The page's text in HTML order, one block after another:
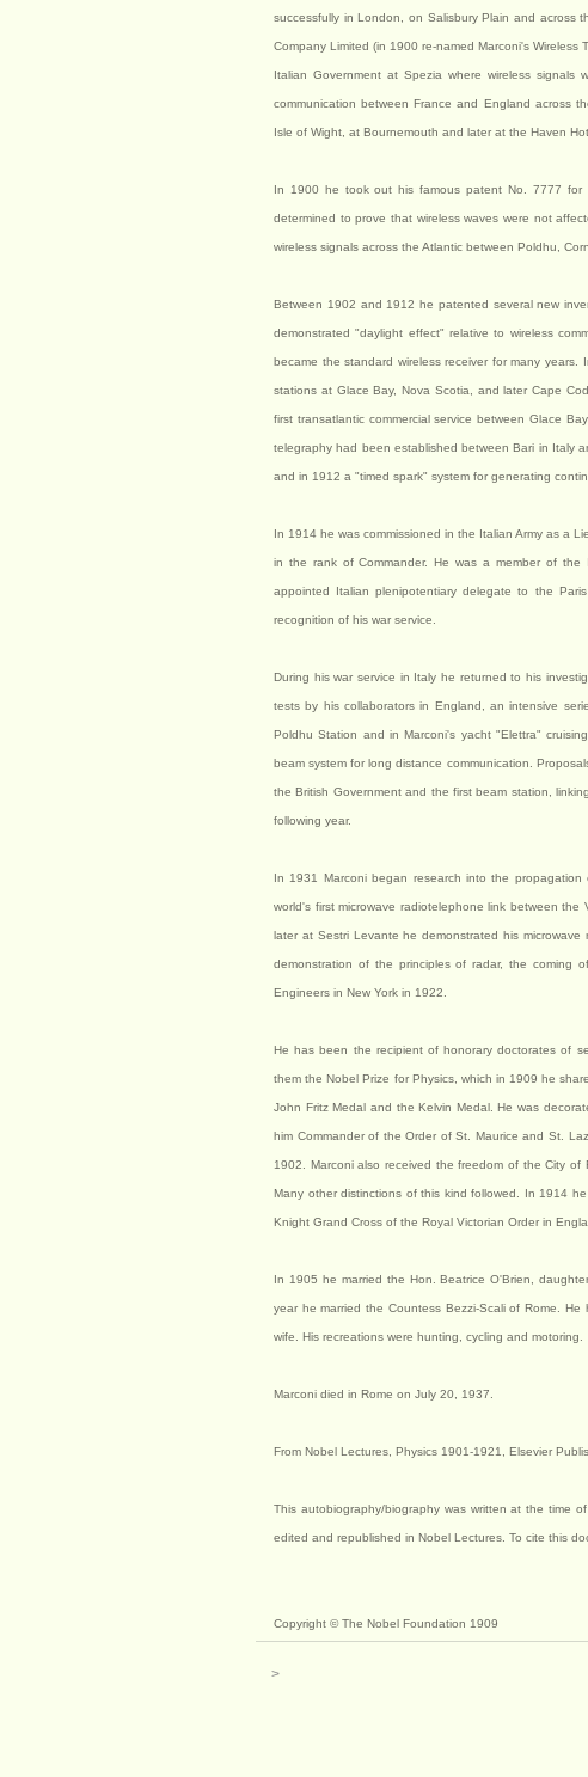
successfully in London, on Salisbury Plain and across
Company Limited (in 1900 re-named Marconi's
Italian Government at Spezia where wireless
communication between France and England across
Isle of Wight, at Bournemouth and later at the Haven
In 1900 he took out his famous patent No. 7777 for
determined to prove that wireless waves were not
wireless signals across the Atlantic between Poldhu,
Between 1902 and 1912 he patented several new
demonstrated "daylight effect" relative to wireless
became the standard wireless receiver for many
stations at Glace Bay, Nova Scotia, and later Cape
first transatlantic commercial service between Glace
telegraphy had been established between Bari in Italy
and in 1912 a "timed spark" system for generating
In 1914 he was commissioned in the Italian Army as a
in the rank of Commander. He was a member of
appointed Italian plenipotentiary delegate to the
recognition of his war service.
During his war service in Italy he returned to his
tests by his collaborators in England, an intensive
Poldhu Station and in Marconi's yacht "Elettra"
beam system for long distance communication.
the British Government and the first beam station,
following year.
In 1931 Marconi began research into the
world's first microwave radiotelephone link between
later at Sestri Levante he demonstrated his
demonstration of the principles of radar, the coming
Engineers in New York in 1922.
He has been the recipient of honorary doctorates of
them the Nobel Prize for Physics, which in 1909 he
John Fritz Medal and the Kelvin Medal. He was
him Commander of the Order of St. Maurice and St.
1902. Marconi also received the freedom of the City
Many other distinctions of this kind followed. In 1914
Knight Grand Cross of the Royal Victorian Order in
In 1905 he married the Hon. Beatrice O'Brien,
year he married the Countess Bezzi-Scali of Rome.
wife. His recreations were hunting, cycling and motoring.
Marconi died in Rome on July 20, 1937.
From Nobel Lectures, Physics 1901-1921, Elsevier
This autobiography/biography was written at the time
edited and republished in Nobel Lectures. To cite this
Copyright © The Nobel Foundation 1909
>